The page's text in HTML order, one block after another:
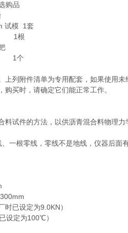
品
试模 1套
1根
1个
上列附件清单为专用配套，如果使用
买时，请确定它们能正常工作。
试件的方法，以供沥青混合料物理力
一根零线，零线不是地线，仪器后面
已设定为9.0KN）
设定为100℃）